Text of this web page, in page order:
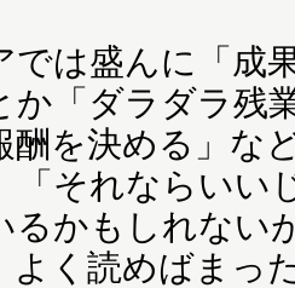
は盛んに「成
か「ダラダラ残
酬を決める」な
「それならいい
るかもしれない
よく読めばまっ